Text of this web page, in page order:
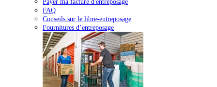
FAQ
Conseils sur le libre-entreposage
Fournitures d’entreposage